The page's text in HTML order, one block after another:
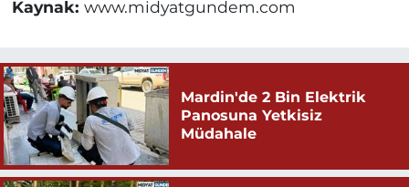
Kaynak: www.midyatgundem.com
Mardin'de 2 Bin Elektrik
Panosuna Yetkisiz
Müdahale